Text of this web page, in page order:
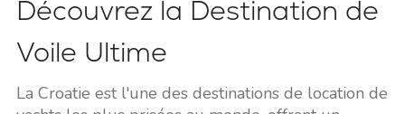
Découvrez la Destination de
Voile Ultime
La Croatie est l'une des destinations de location de